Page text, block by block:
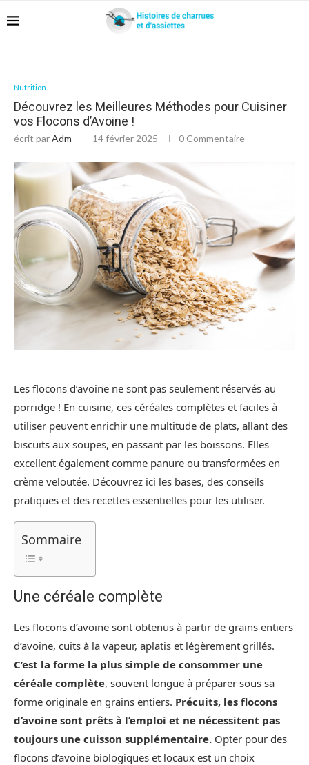
Nutrition
Découvrez les Meilleures Méthodes pour Cuisiner
vos Flocons d’Avoine !
écrit parAdm 14 février 2025 0 Commentaire
Les flocons d’avoine ne sont pas seulement réservés au
porridge ! En cuisine, ces céréales complètes et faciles à
utiliser peuvent enrichir une multitude de plats, allant des
biscuits aux soupes, en passant par les boissons. Elles
excellent également comme panure ou transformées en
crème veloutée. Découvrez ici les bases, des conseils
pratiques et des recettes essentielles pour les utiliser.
Sommaire
Une céréale complète
Les flocons d’avoine sont obtenus à partir de grains entiers
d’avoine, cuits à la vapeur, aplatis et légèrement grillés.
C’est la forme la plus simple de consommer une
céréale complète, souvent longue à préparer sous sa
forme originale en grains entiers. Précuits, les flocons
d’avoine sont prêts à l’emploi et ne nécessitent pas
toujours une cuisson supplémentaire. Opter pour des
flocons d’avoine biologiques et locaux est un choix